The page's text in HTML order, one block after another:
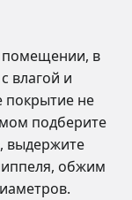
помещении, в
влагой и
покрытие не
подберите
выдержите
обжим